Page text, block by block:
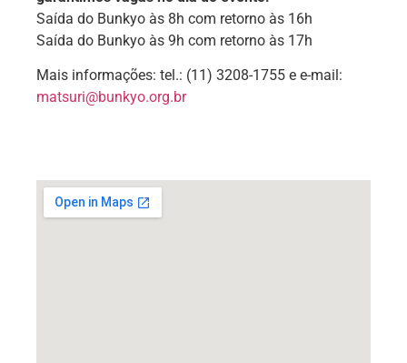
Saída do Bunkyo às 8h com retorno às 16h
Saída do Bunkyo às 9h com retorno às 17h
Mais informações: tel.: (11) 3208-1755 e e-mail:
matsuri@bunkyo.org.br